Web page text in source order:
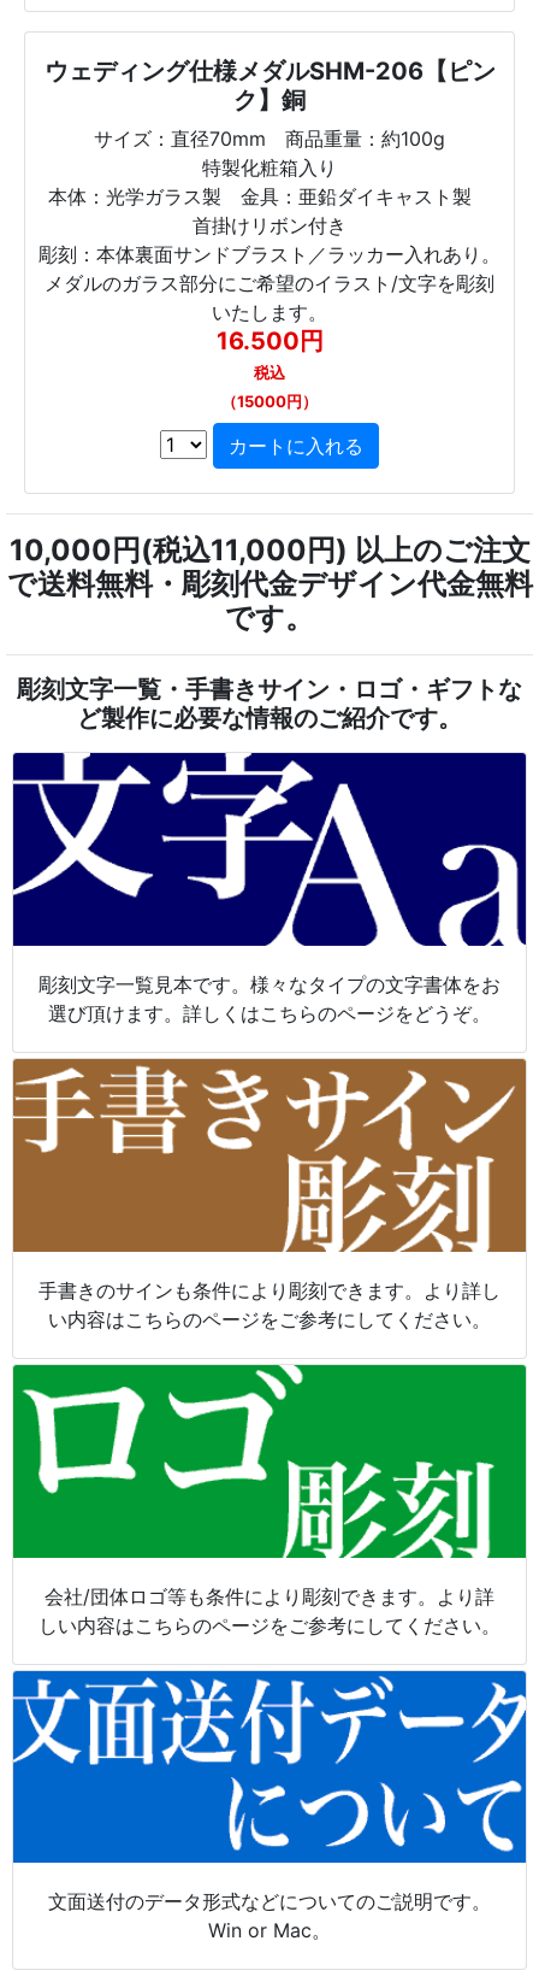
ウェディング仕様メダルSHM-206【ピン
ク】銅
サイズ：直径70mm 商品重量：約100g
特製化粧箱入り
本体：光学ガラス製 金具：亜鉛ダイキャスト製
首掛けリボン付き
彫刻：本体裏面サンドブラスト／ラッカー入れあり。
メダルのガラス部分にご希望のイラスト/文字を彫刻
いたします。
16.500円
税込
（15000円）
10,000円(税込11,000円) 以上のご注文
で送料無料・彫刻代金デザイン代金無料
です。
彫刻文字一覧・手書きサイン・ロゴ・ギフトな
ど製作に必要な情報のご紹介です。
彫刻文字一覧見本です。様々なタイプの文字書体をお
選び頂けます。詳しくはこちらのページをどうぞ。
手書きのサインも条件により彫刻できます。より詳し
い内容はこちらのページをご参考にしてください。
会社/団体ロゴ等も条件により彫刻できます。より詳
しい内容はこちらのページをご参考にしてください。
文面送付のデータ形式などについてのご説明です。
Win or Mac。